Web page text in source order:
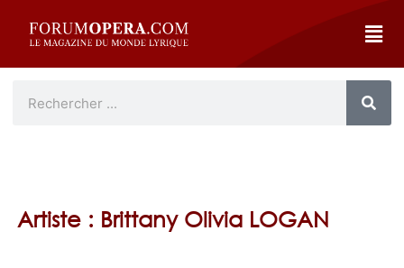
Artiste : Brittany Olivia LOGAN